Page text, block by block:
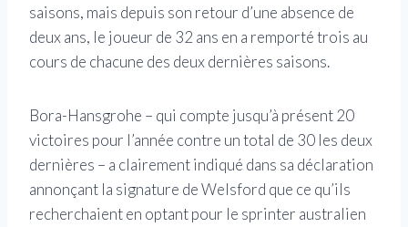
saisons, mais depuis son retour d’une absence de
deux ans, le joueur de 32 ans en a remporté trois au
cours de chacune des deux dernières saisons.
Bora-Hansgrohe – qui compte jusqu’à présent 20
victoires pour l’année contre un total de 30 les deux
dernières – a clairement indiqué dans sa déclaration
annonçant la signature de Welsford que ce qu’ils
recherchaient en optant pour le sprinter australien